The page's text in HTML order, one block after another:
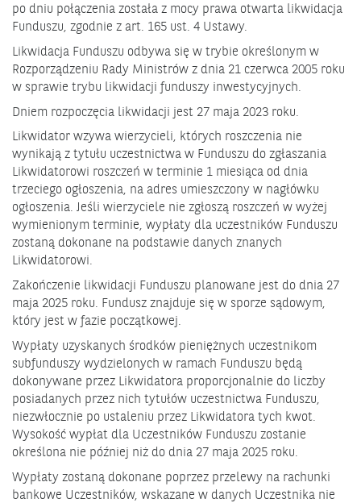
po dniu połączenia została z mocy prawa otwarta likwidacja
Funduszu, zgodnie z art. 165 ust. 4 Ustawy.
Likwidacja Funduszu odbywa się w trybie określonym w
Rozporządzeniu Rady Ministrów z dnia 21 czerwca 2005 roku
w sprawie trybu likwidacji funduszy inwestycyjnych.
Dniem rozpoczęcia likwidacji jest 27 maja 2023 roku.
Likwidator wzywa wierzycieli, których roszczenia nie
wynikają z tytułu uczestnictwa w Funduszu do zgłaszania
Likwidatorowi roszczeń w terminie 1 miesiąca od dnia
trzeciego ogłoszenia, na adres umieszczony w nagłówku
ogłoszenia. Jeśli wierzyciele nie zgłoszą roszczeń w wyżej
wymienionym terminie, wypłaty dla uczestników Funduszu
zostaną dokonane na podstawie danych znanych
Likwidatorowi.
Zakończenie likwidacji Funduszu planowane jest do dnia 27
maja 2025 roku. Fundusz znajduje się w sporze sądowym,
który jest w fazie początkowej.
Wypłaty uzyskanych środków pieniężnych uczestnikom
subfunduszy wydzielonych w ramach Funduszu będą
dokonywane przez Likwidatora proporcjonalnie do liczby
posiadanych przez nich tytułów uczestnictwa Funduszu,
niezwłocznie po ustaleniu przez Likwidatora tych kwot.
Wysokość wypłat dla Uczestników Funduszu zostanie
określona nie później niż do dnia 27 maja 2025 roku.
Wypłaty zostaną dokonane poprzez przelewy na rachunki
bankowe Uczestników, wskazane w danych Uczestnika nie